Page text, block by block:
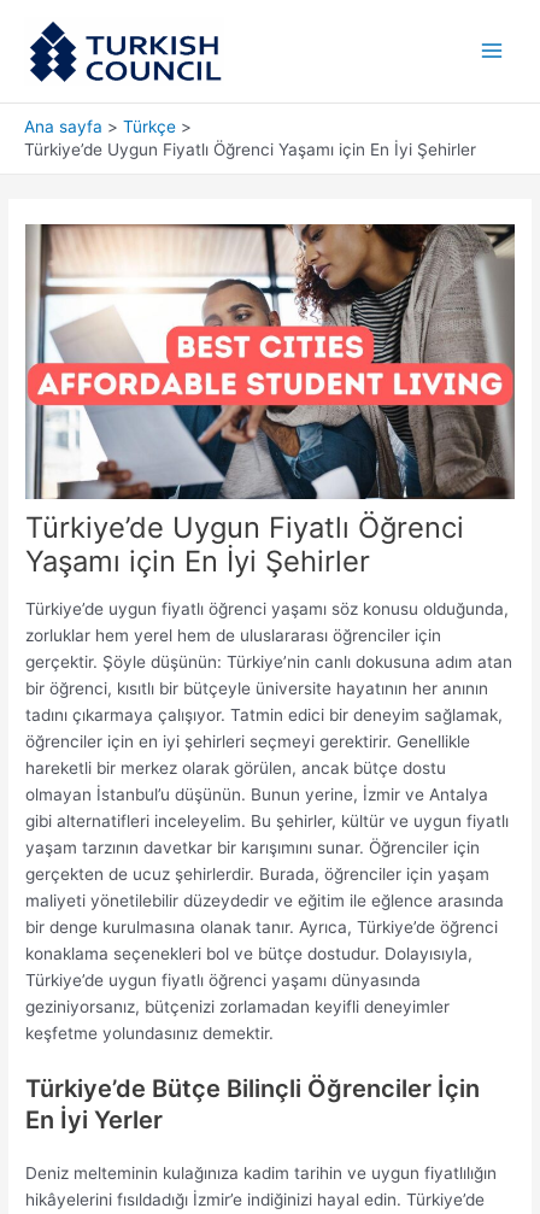
Ana sayfa
Türkçe
Türkiye’de Uygun Fiyatlı Öğrenci Yaşamı için En İyi Şehirler
Türkiye’de Uygun Fiyatlı Öğrenci
Yaşamı için En İyi Şehirler
Türkiye’de uygun fiyatlı öğrenci yaşamı söz konusu olduğunda,
zorluklar hem yerel hem de uluslararası öğrenciler için
gerçektir. Şöyle düşünün: Türkiye’nin canlı dokusuna adım atan
bir öğrenci, kısıtlı bir bütçeyle üniversite hayatının her anının
tadını çıkarmaya çalışıyor. Tatmin edici bir deneyim sağlamak,
öğrenciler için en iyi şehirleri seçmeyi gerektirir. Genellikle
hareketli bir merkez olarak görülen, ancak bütçe dostu
olmayan İstanbul’u düşünün. Bunun yerine, İzmir ve Antalya
gibi alternatifleri inceleyelim. Bu şehirler, kültür ve uygun fiyatlı
yaşam tarzının davetkar bir karışımını sunar. Öğrenciler için
gerçekten de ucuz şehirlerdir. Burada, öğrenciler için yaşam
maliyeti yönetilebilir düzeydedir ve eğitim ile eğlence arasında
bir denge kurulmasına olanak tanır. Ayrıca, Türkiye’de öğrenci
konaklama seçenekleri bol ve bütçe dostudur. Dolayısıyla,
Türkiye’de uygun fiyatlı öğrenci yaşamı dünyasında
geziniyorsanız, bütçenizi zorlamadan keyifli deneyimler
keşfetme yolundasınız demektir.
Türkiye’de Bütçe Bilinçli Öğrenciler İçin
En İyi Yerler
Deniz melteminin kulağınıza kadim tarihin ve uygun fiyatlılığın
hikâyelerini fısıldadığı İzmir’e indiğinizi hayal edin. Türkiye’de